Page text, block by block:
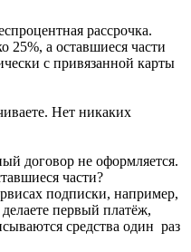
рассрочка.
25%, а оставшиеся части
с привязанной карты
Нет никаких
договор не оформляется.
части?
подписки, например,
первый платёж,
средства один раз